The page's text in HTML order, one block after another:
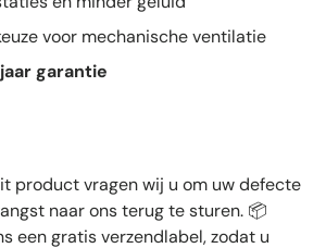
voor mechanische ventilatie
garantie
product vragen wij u om uw defecte
naar ons terug te sturen. 📦
een gratis verzendlabel, zodat u